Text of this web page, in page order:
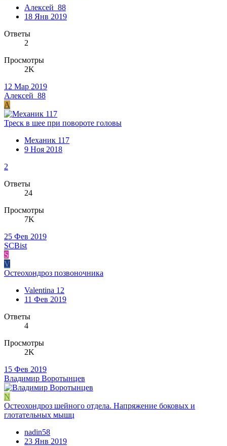
Алексей_88
18 Янв 2019
Ответы
2
Просмотры
2K
12 Мар 2019
Алексей_88
А
Треск в шее при повороте головы
Механик 117
9 Ноя 2018
2
Ответы
24
Просмотры
7K
25 Фев 2019
SCBist
S
V
Остеохондроз позвоночника
Valentina 12
11 Фев 2019
Ответы
4
Просмотры
2K
15 Фев 2019
Владимир Воротынцев
N
Остеохондроз шейного отдела. Напряжение боковых и
глотательных мышц
nadin58
23 Янв 2019